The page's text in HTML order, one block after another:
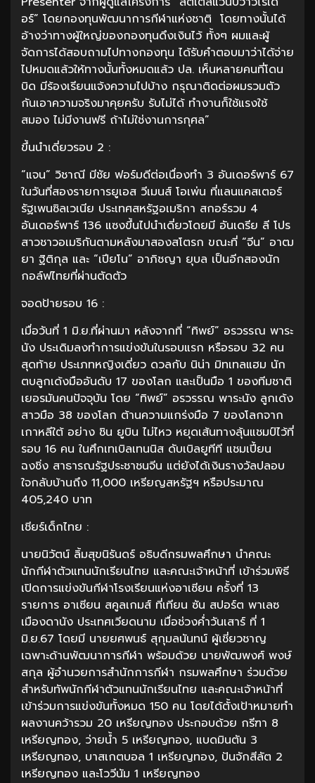
อร์” โดยกองทุนพัฒนาการกีฬาแห่งชาติ โดยทางนั้นได้
อ้างว่าทางผู้ใหญ่ของกองทุนดึงเงินไว้ ทั้งๆ ผมและผู้
จัดการได้สอบถามไปทางกองทุน ได้รับคำตอบมาว่าได้จ่าย
ไปหมดแล้วให้ทางนั้นทั้งหมดแล้ว ปล. เห็นหลายคนที่โดน
บิด มีร้องเรียนแจ้งความไปบ้าง กรุณาติดต่อผมรวมตัว
กันเอาความจริงมาคุยครับ รับไม่ได้ ทำงานก็ใช้แรงใช้
สมอง ไม่มีงานฟรี ถ้าไม่ใช่งานการกุศล”
ขึ้นนำเดี่ยวรอบ 2 :
“แจน” วิชาณี มีชัย ฟอร์มดีต่อเนื่องทำ 3 อันเดอร์พาร์ 67
ในวันที่สองรายการยูเอส วีเมนส์ โอเพ่น ที่แลนแคสเตอร์
รัฐเพนซิลเวเนีย ประเทศสหรัฐอเมริกา สกอร์รวม 4
อันเดอร์พาร์ 136 แซงขึ้นไปนำเดี่ยวโดยมี อันเดรีย ลี โปร
สาวชาวอเมริกันตามหลังมาสองสโตรก ขณะที่ “จีน” อาฒ
ยา ฐิติกุล และ “เปียโน” อาภิชญา ยุบล เป็นอีกสองนัก
กอล์ฟไทยที่ผ่านตัดตัว
จอดป้ายรอบ 16 :
เมื่อวันที่ 1 มิ.ย.ที่ผ่านมา หลังจากที่ “ทิพย์” อรวรรณ พาระ
นัง ประเดิมลงทำการแข่งขันในรอบแรก หรือรอบ 32 คน
สุดท้าย ประเภทหญิงเดี่ยว ดวลกับ นิน่า มิทเทลแฮม นัก
ตบลูกเด้งมืออันดับ 17 ของโลก และเป็นมือ 1 ของทีมชาติ
เยอรมันคนปัจจุบัน โดย “ทิพย์” อรวรรณ พาระนัง ลูกเด้ง
สาวมือ 38 ของโลก ต้านความแกร่งมือ 7 ของโลกจาก
เกาหลีใต้ อย่าง ชิน ยูบิน ไม่ไหว หยุดเส้นทางลุ้นแชมป์ไว้ที่
รอบ 16 คน ในศึกเทเบิลเทนนิส ดับเบิลยูทีที แชมเปี้ยน
ฉงชิ่ง สาธารณรัฐประชาชนจีน แต่ยังได้เงินรางวัลปลอบ
ใจกลับบ้านถึง 11,000 เหรียญสหรัฐฯ หรือประมาณ
405,240 บาท
เชียร์เด็กไทย :
นายนิวัตน์ ลิ้มสุขนิรันดร์ อธิบดีกรมพลศึกษา นำคณะ
นักกีฬาตัวแทนนักเรียนไทย และคณะเจ้าหน้าที่ เข้าร่วมพิธี
เปิดการแข่งขันกีฬาโรงเรียนแห่งอาเซียน ครั้งที่ 13
รายการ อาเซียน สคูลเกมส์ ที่เทียน ซัน สปอร์ต พาเลซ
เมืองดานัง ประเทศเวียดนาม เมื่อช่วงค่ำวันเสาร์ ที่ 1
มิ.ย.67 โดยมี นายยศพนธ์ สุกุมลนันทน์ ผู้เชี่ยวชาญ
เฉพาะด้านพัฒนาการกีฬา พร้อมด้วย นายพัฒพงศ์ พงษ์
สกุล ผู้อำนวยการสำนักการกีฬา กรมพลศึกษา ร่วมด้วย
สำหรับทัพนักกีฬาตัวแทนนักเรียนไทย และคณะเจ้าหน้าที่
เข้าร่วมการแข่งขันทั้งหมด 150 คน โดยได้ตั้งเป้าหมายทำ
ผลงานคว้ารวม 20 เหรียญทอง ประกอบด้วย กรีฑา 8
เหรียญทอง, ว่ายน้ำ 5 เหรียญทอง, แบดมินตัน 3
เหรียญทอง, บาสเกตบอล 1 เหรียญทอง, ปันจักสีลัต 2
เหรียญทอง และโววีนัม 1 เหรียญทอง